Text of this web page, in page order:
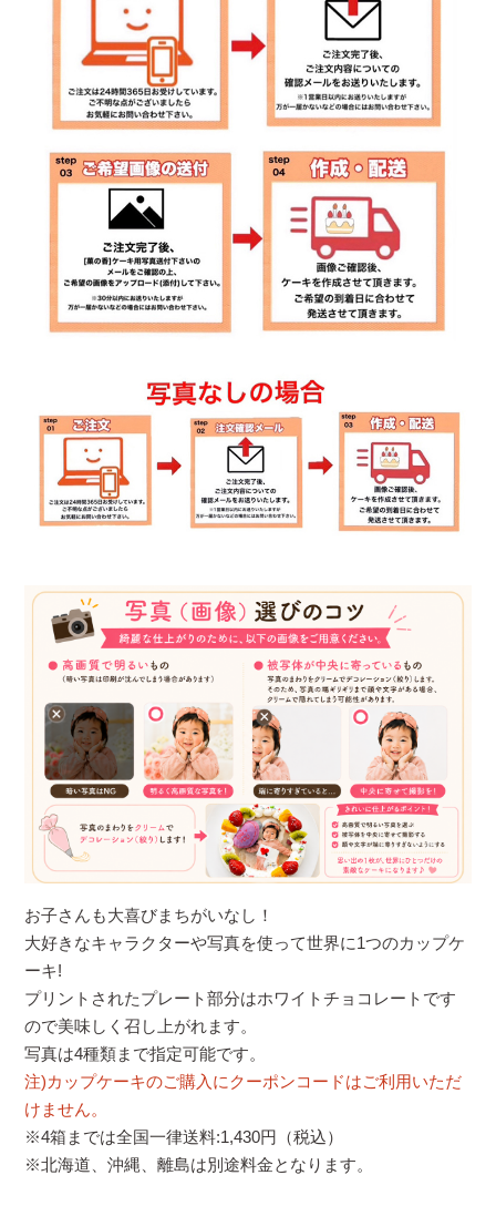
お子さんも大喜びまちがいなし！
大好きなキャラクターや写真を使って世界に1つのカップケ
ーキ!
プリントされたプレート部分はホワイトチョコレートです
ので美味しく召し上がれます。
写真は4種類まで指定可能です。
注)カップケーキのご購入にクーポンコードはご利用いただ
けません。
※4箱までは全国一律送料:1,430円（税込）
※北海道、沖縄、離島は別途料金となります。